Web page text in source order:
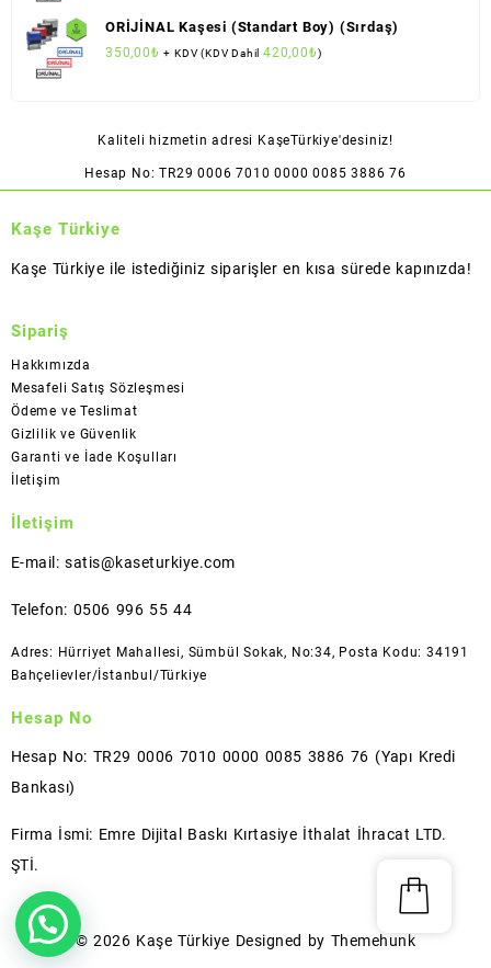
ORİJİNAL Kaşesi (Standart Boy) (Sırdaş)
350,00₺ + KDV (KDV Dahil420,00₺)
Kaliteli hizmetin adresi KaşeTürkiye'desiniz!
Hesap No: TR29 0006 7010 0000 0085 3886 76
Kaşe Türkiye
Kaşe Türkiye ile istediğiniz siparişler en kısa sürede kapınızda!
Sipariş
Hakkımızda
Mesafeli Satış Sözleşmesi
Ödeme ve Teslimat
Gizlilik ve Güvenlik
Garanti ve İade Koşulları
İletişim
İletişim
E-mail: satis@kaseturkiye.com
Telefon: 0506 996 55 44
Adres: Hürriyet Mahallesi, Sümbül Sokak, No:34, Posta Kodu: 34191
Bahçelievler/İstanbul/Türkiye
Hesap No
Hesap No: TR29 0006 7010 0000 0085 3886 76 (Yapı Kredi
Bankası)
Firma İsmi: Emre Dijital Baskı Kırtasiye İthalat İhracat LTD.
ŞTİ.
© 2026 Kaşe Türkiye Designed by Themehunk